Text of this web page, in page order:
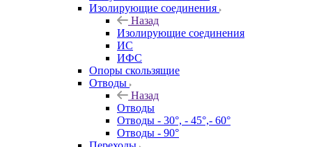
Изолирующие соединения
Назад
Изолирующие соединения
ИС
ИФС
Опоры скользящие
Отводы
Назад
Отводы
Отводы - 30°, - 45°,- 60°
Отводы - 90°